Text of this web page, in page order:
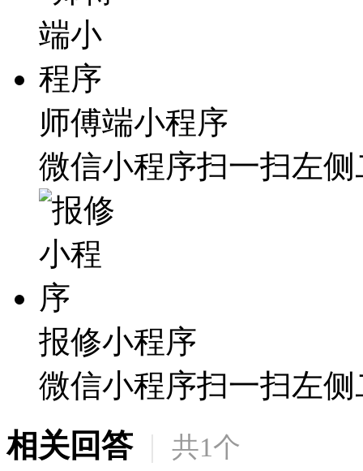
师傅端小程序
微信小程序扫一扫左
报修小程序
微信小程序扫一扫左
相关回答 | 共1个